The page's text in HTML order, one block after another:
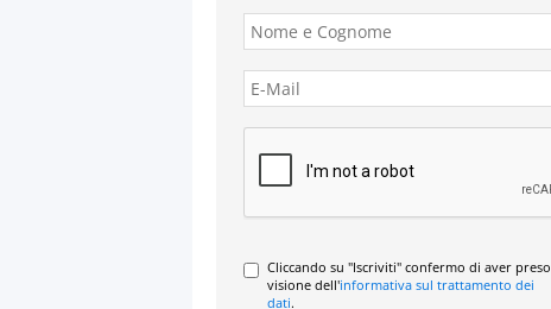
Cliccando su "Iscriviti" confermo di aver preso
visione dell'informativa sul trattamento dei
dati.